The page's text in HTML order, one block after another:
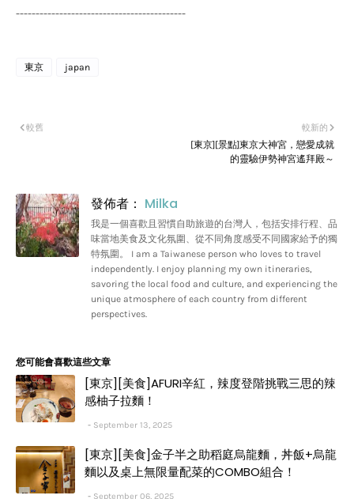
-------------------------------------------
東京 japan
較新的
[東京][景點]東京大神宮，戀愛成就
的靈驗伊勢神宮遙拜殿～
較舊
發佈者： Milka
我是一個喜歡且習慣自助旅遊的台灣人，包括安排行程、品
味當地美食及文化氛圍、從不同角度感受不同國家給予的獨
特氛圍。 I am a Taiwanese person who loves to travel
independently. I enjoy planning my own itineraries,
savoring the local food and culture, and experiencing the
unique atmosphere of each country from different
perspectives.
您可能會喜歡這些文章
[東京][美食]AFURI辛紅，辣度登階挑戰三思的辣
感柚子拉麵！
September 13, 2025
[東京][美食]金子半之助稻庭烏龍麵，丼飯+烏龍
麵以及桌上無限量配菜的COMBO組合！
September 06, 2025